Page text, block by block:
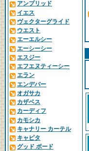
アンプリッド
イエス
ヴェクターグライド
ウエスト
エーエルシー
エーシーシー
エスジー
エフエヌティーシー
エラン
エンデバー
オガサカ
カザベス
カーディフ
カモシカ
キャナリー カーテル
キャピタ
グッド ボード